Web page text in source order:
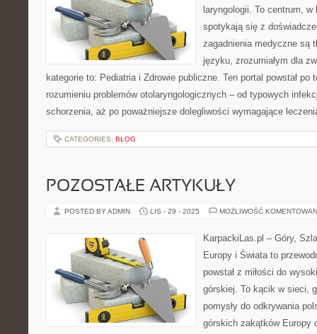
laryngologii. To centrum,
spotykają się z
zagadnienia medyczne są
języku, zrozumiałym dla
kategorie to: Pediatria i Zdrowie publiczne. Ten portal powstał po
rozumieniu problemów otolaryngologicznych – od typowych
schorzenia, aż po poważniejsze dolegliwości wymagające
CATEGORIES: BLOG
POZOSTAŁE ARTYKUŁY
POSTED BY ADMIN LIS - 29 - 2025 MOŻLIWOŚĆ
KarpackiLas.pl – Góry,
Europy i Świata to
powstał z miłości do
górskiej. To kącik w sieci,
pomysły do odkrywania
górskich zakątków Europy